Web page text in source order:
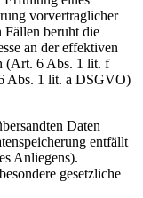
vorvertraglicher
beruht die
an der effektiven
(Art. 6 Abs. 1 lit. f
Abs. 1 lit. a DSGVO)
Daten
entfällt
Anliegens).
gesetzliche